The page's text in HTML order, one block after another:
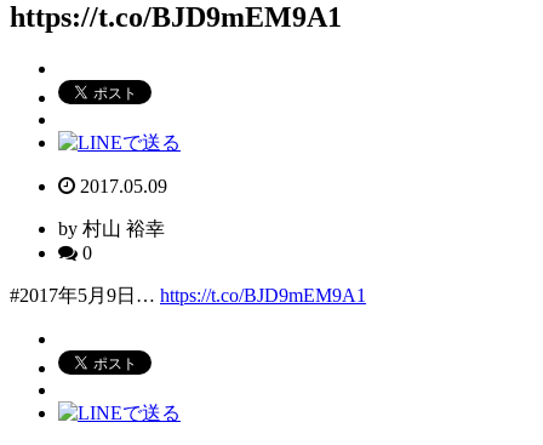
https://t.co/BJD9mEM9A1
2017.05.09
by 村山 裕幸
0
#2017年5月9日… https://t.co/BJD9mEM9A1